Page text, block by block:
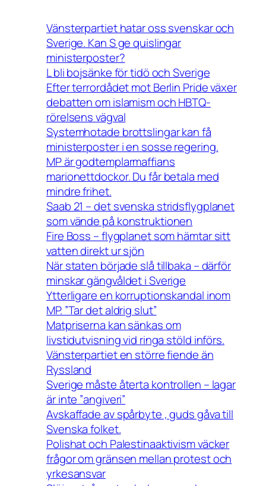
Vänsterpartiet hatar oss svenskar och
Sverige. Kan S ge quislingar
ministerposter?
L bli bojsänke för tidö och Sverige
Efter terrordådet mot Berlin Pride växer
debatten om islamism och HBTQ-
rörelsens vägval
Systemhotade brottslingar kan få
ministerposter i en sosse regering.
MP är godtemplarmaffians
marionettdockor. Du får betala med
mindre frihet.
Saab 21 – det svenska stridsflygplanet
som vände på konstruktionen
Fire Boss – flygplanet som hämtar sitt
vatten direkt ur sjön
När staten började slå tillbaka – därför
minskar gängvåldet i Sverige
Ytterligare en korruptionskandal inom
MP. ”Tar det aldrig slut”
Matpriserna kan sänkas om
livstidutvisning vid ringa stöld införs.
Vänsterpartiet en större fiende än
Ryssland
Sverige måste återta kontrollen – lagar
är inte ”angiveri”
Avskaffade av spårbyte , guds gåva till
Svenska folket.
Polishat och Palestinaaktivism väcker
frågor om gränsen mellan protest och
yrkesansvar